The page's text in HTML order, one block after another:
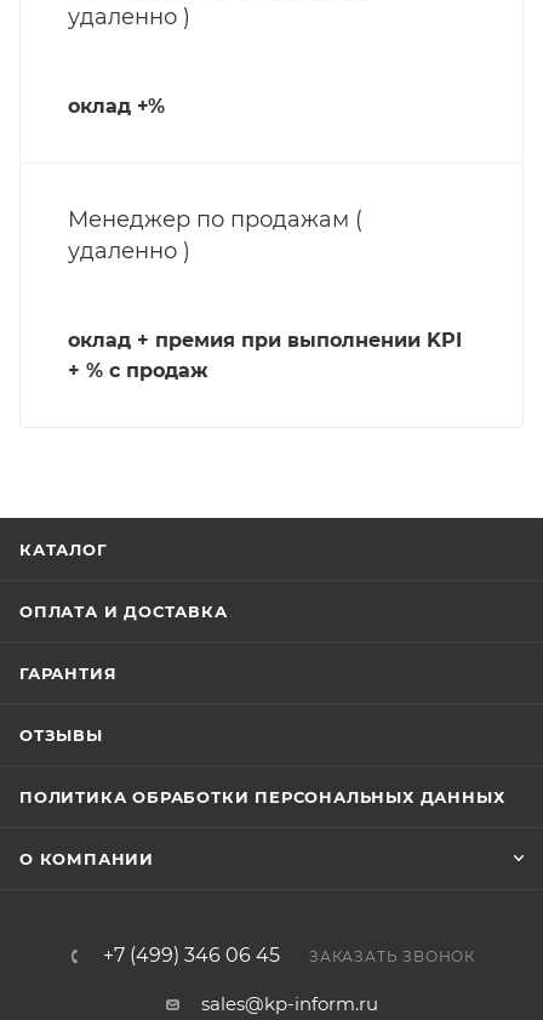
удаленно )
оклад +%
Менеджер по продажам (
удаленно )
оклад + премия при выполнении KPI
+ % с продаж
КАТАЛОГ
ОПЛАТА И ДОСТАВКА
ГАРАНТИЯ
ОТЗЫВЫ
ПОЛИТИКА ОБРАБОТКИ ПЕРСОНАЛЬНЫХ ДАННЫХ
О КОМПАНИИ
+7 (499) 346 06 45 ЗАКАЗАТЬ ЗВОНОК
sales@kp-inform.ru